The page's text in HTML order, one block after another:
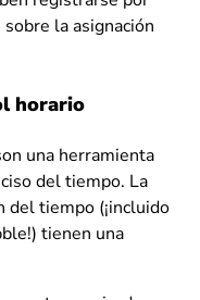
la asignación
horario
una herramienta
del tiempo. La
del tiempo (¡incluido
tienen una